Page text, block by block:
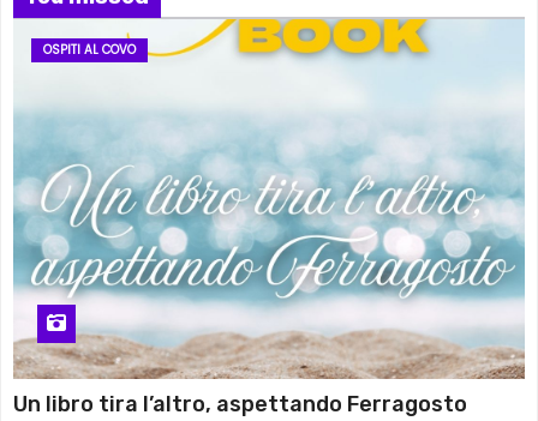
OSPITI AL COVO
Un libro tira l’altro, aspettando Ferragosto